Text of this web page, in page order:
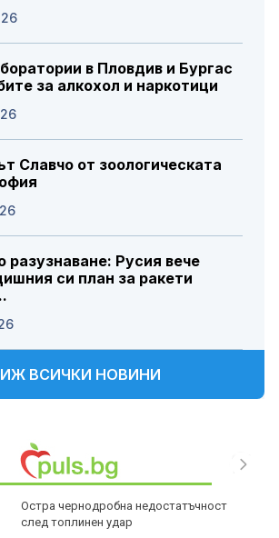
в Пловдив и Бургас
за алкохол и наркотици
Славчо от зоологическата
разузнаване: Русия вече
си план за ракети
ВСИЧКИ НОВИНИ
Остра чернодробна недостатъчност
след топлинен удар